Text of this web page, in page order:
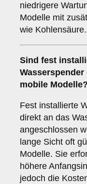
niedrigere
Modelle mit
wie Kohlensäure.
Sind fest
mobile Modelle?
Fest installierte
direkt an das
angeschlossen
lange Sicht oft
Modelle. Sie
höhere
jedoch die